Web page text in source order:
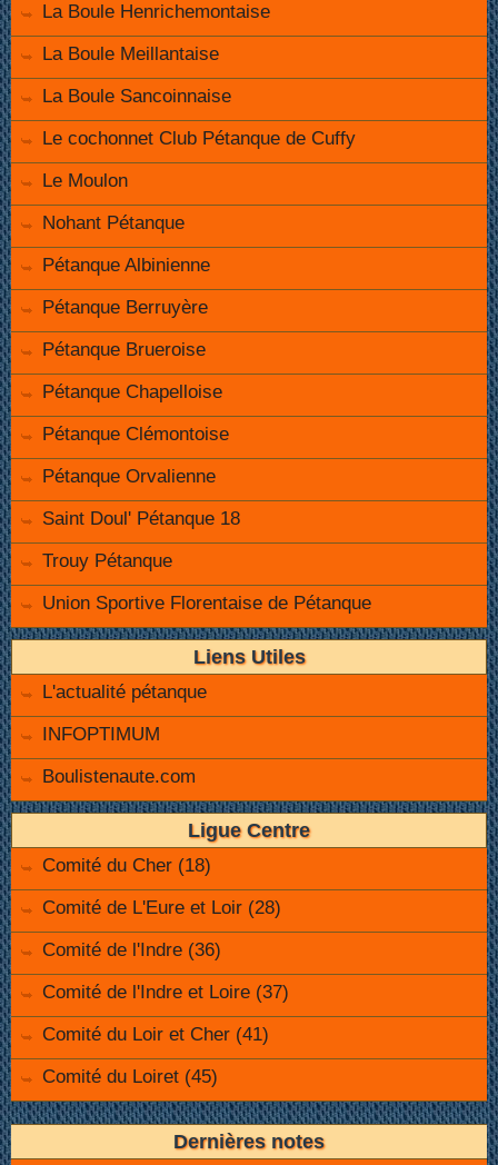
La Boule Henrichemontaise
La Boule Meillantaise
La Boule Sancoinnaise
Le cochonnet Club Pétanque de Cuffy
Le Moulon
Nohant Pétanque
Pétanque Albinienne
Pétanque Berruyère
Pétanque Brueroise
Pétanque Chapelloise
Pétanque Clémontoise
Pétanque Orvalienne
Saint Doul' Pétanque 18
Trouy Pétanque
Union Sportive Florentaise de Pétanque
Liens Utiles
L'actualité pétanque
INFOPTIMUM
Boulistenaute.com
Ligue Centre
Comité du Cher (18)
Comité de L'Eure et Loir (28)
Comité de l'Indre (36)
Comité de l'Indre et Loire (37)
Comité du Loir et Cher (41)
Comité du Loiret (45)
Dernières notes